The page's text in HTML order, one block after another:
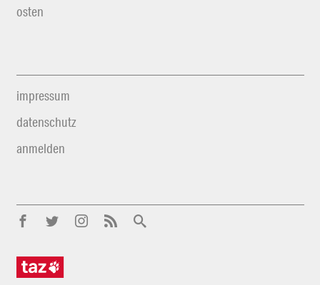
osten
impressum
datenschutz
anmelden